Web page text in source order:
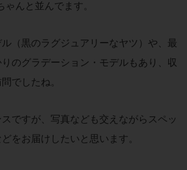
んと並んでます。
（黒のラグジュアリーなヤツ）や、最
のグラデーション・モデルもあり、収
でしたね。
ですが、写真なども交えながらスペッ
をお届けしたいと思います。